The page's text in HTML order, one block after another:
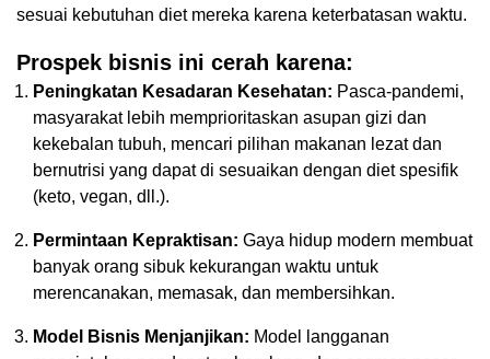
sesuai kebutuhan diet mereka karena keterbatasan waktu.
Prospek bisnis ini cerah karena:
Peningkatan Kesadaran Kesehatan: Pasca-pandemi,
masyarakat lebih memprioritaskan asupan gizi dan
kekebalan tubuh, mencari pilihan makanan lezat dan
bernutrisi yang dapat di sesuaikan dengan diet spesifik
(keto, vegan, dll.).
Permintaan Kepraktisan: Gaya hidup modern membuat
banyak orang sibuk kekurangan waktu untuk
merencanakan, memasak, dan membersihkan.
Model Bisnis Menjanjikan: Model langganan